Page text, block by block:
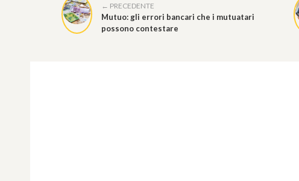
← PRECEDENTE
Mutuo: gli errori bancari che i mutuatari
possono contestare